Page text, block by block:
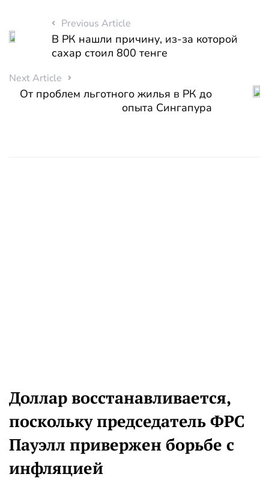
Previous Article
В РК нашли причину, из-за которой
сахар стоил 800 тенге
Next Article
От проблем льготного жилья в РК до
опыта Сингапура
Доллар восстанавливается,
поскольку председатель ФРС
Пауэлл привержен борьбе с
инфляцией